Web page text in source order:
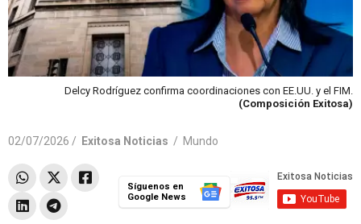
Delcy Rodríguez confirma coordinaciones con EE.UU. y el FIM.
(Composición Exitosa)
02/07/2026 / Exitosa Noticias / Mundo
Síguenos en
Google News